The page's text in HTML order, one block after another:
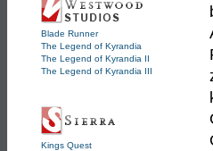
Blade Runner
The Legend of Kyrandia
The Legend of Kyrandia II
The Legend of Kyrandia III
Kings Quest